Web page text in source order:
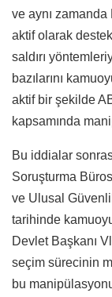
ve aynı zamanda
aktif olarak
saldırı
bazılarını
aktif bir şekilde
kapsamında
Bu iddialar
Soruşturma
ve Ulusal
tarihinde
Devlet Başkanı
seçim sürecinin
bu